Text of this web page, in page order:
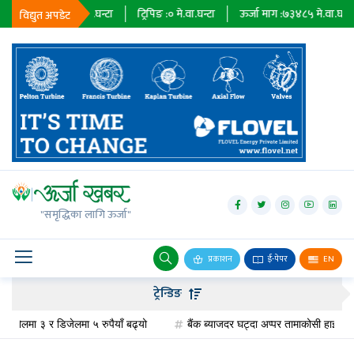
विद्युत अपडेट
२३६७९मे.वा.घन्टा ट्रिपिङ : मे.वा.घन्टा ऊर्जा माग :७३४८५मे.वा.घन्टा
"समृद्धिका लागि ऊर्जा"
प्रकाशन ई-पेपर EN
जलविद्युत्
सोलार
वायु
बायोग्यास
पेट्रोलियम
ट्रेन्डिङ
३ र डिजेलमा ५ रुपैयाँ बढ्यो बैंक ब्याजदर घट्दा अप्पर तामाकोसी